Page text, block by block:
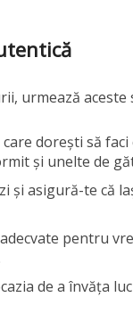
urmează aceste
dorești să
și unelte de
și asigură-te că
pentru
de a învăța